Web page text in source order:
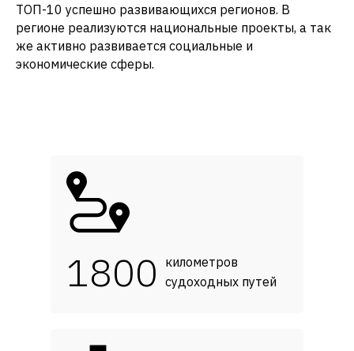
ТОП-10 успешно развивающихся регионов. В
регионе реализуются национальные проекты, а так
же активно развивается социальные и
экономические сферы.
километров
судоходных путей
1800